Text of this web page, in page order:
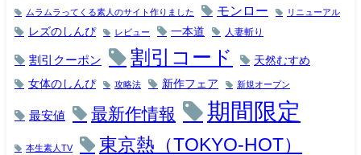
ムラムラってくる素人のサイト作りました モンロー リニューアル
レズのしんぴ レビュー 一本道 人妻斬り
割引クーポン 割引コード 天然むすめ
女体のしんぴ 攻略法 新作フェア 新規オープン
最安値 最新作情報 期間限定
本生素人TV 東京熱（TOKYO-HOT）